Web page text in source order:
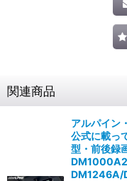
関連商品
アルパイン
公式に載っ
型・前後録